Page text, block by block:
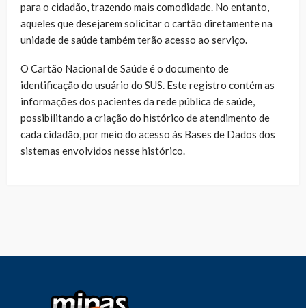
para o cidadão, trazendo mais comodidade. No entanto,
aqueles que desejarem solicitar o cartão diretamente na
unidade de saúde também terão acesso ao serviço.
O Cartão Nacional de Saúde é o documento de
identificação do usuário do SUS. Este registro contém as
informações dos pacientes da rede pública de saúde,
possibilitando a criação do histórico de atendimento de
cada cidadão, por meio do acesso às Bases de Dados dos
sistemas envolvidos nesse histórico.